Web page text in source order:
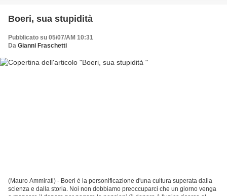
Boeri, sua stupidità
Pubblicato su 05/07/AM 10:31
Da Gianni Fraschetti
(Mauro Ammirati) - Boeri è la personificazione d'una cultura superata dalla
scienza e dalla storia. Noi non dobbiamo preoccuparci che un giorno venga